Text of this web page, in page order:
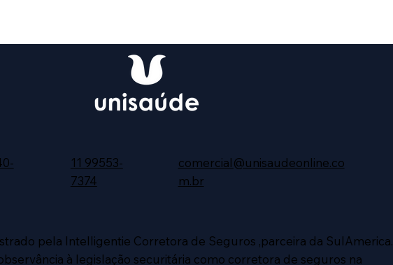
11 99553-
7374
comercial@unisaudeonline.co
m.br
pela Intelligentie Corretora de Seguros ,parceira da SulAmerica.
à legislação securitária como corretora de seguros na